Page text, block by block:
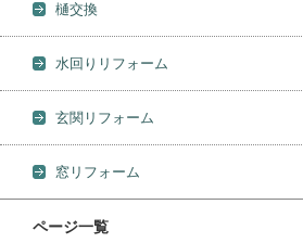
樋交換
水回りリフォーム
玄関リフォーム
窓リフォーム
ページ一覧